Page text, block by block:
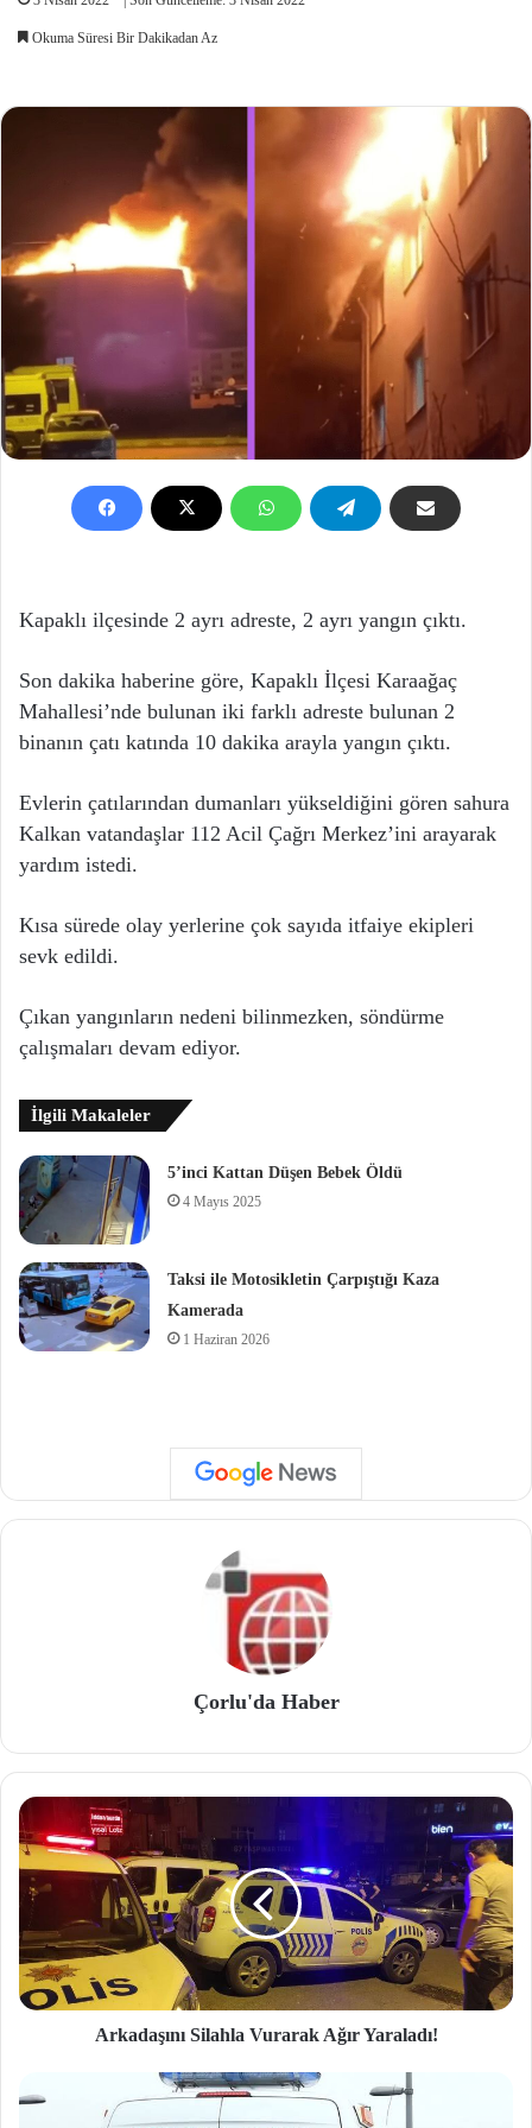
Okuma Süresi Bir Dakikadan Az
Kapaklı ilçesinde 2 ayrı adreste, 2 ayrı yangın çıktı.
Son dakika haberine göre, Kapaklı İlçesi Karaağaç
Mahallesi’nde bulunan iki farklı adreste bulunan 2
binanın çatı katında 10 dakika arayla yangın çıktı.
Evlerin çatılarından dumanları yükseldiğini gören sahura
Kalkan vatandaşlar 112 Acil Çağrı Merkez’ini arayarak
yardım istedi.
Kısa sürede olay yerlerine çok sayıda itfaiye ekipleri
sevk edildi.
Çıkan yangınların nedeni bilinmezken, söndürme
çalışmaları devam ediyor.
İlgili Makaleler
5’inci Kattan Düşen Bebek Öldü
4 Mayıs 2025
Taksi ile Motosikletin Çarpıştığı Kaza
Kamerada
1 Haziran 2026
Çorlu'da Haber
Arkadaşını Silahla Vurarak Ağır Yaraladı!